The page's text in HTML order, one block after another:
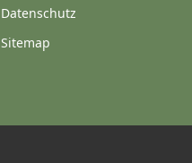
Datenschutz
Sitemap